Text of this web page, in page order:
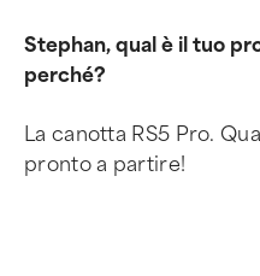
Stephan, qual è il tuo
perché?
La canotta RS5 Pro.
pronto a partire!